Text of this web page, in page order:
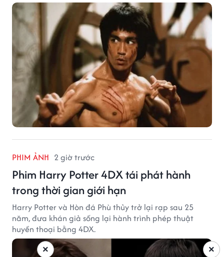
PHIM ẢNH 2 giờ trước
Phim Harry Potter 4DX tái phát hành
trong thời gian giới hạn
Harry Potter và Hòn đá Phù thủy trở lại rạp sau 25
năm, đưa khán giả sống lại hành trình phép thuật
huyền thoại bằng 4DX.
×
×